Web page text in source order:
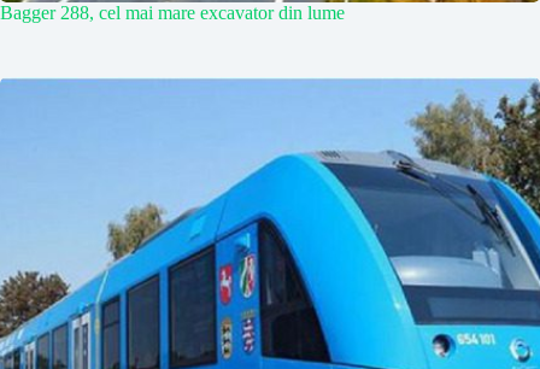
Bagger 288, cel mai mare excavator din lume